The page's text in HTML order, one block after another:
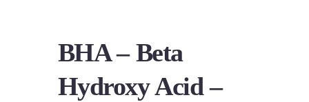
BHA – Beta
Hydroxy Acid –